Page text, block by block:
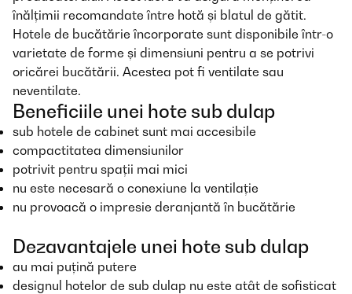
înălțimii recomandate între hotă și blatul de gătit.
Hotele de bucătărie încorporate sunt disponibile într-o
varietate de forme și dimensiuni pentru a se potrivi
oricărei bucătării. Acestea pot fi ventilate sau
neventilate.
Beneficiile unei hote sub dulap
sub hotele de cabinet sunt mai accesibile
compactitatea dimensiunilor
potrivit pentru spații mai mici
nu este necesară o conexiune la ventilație
nu provoacă o impresie deranjantă în bucătărie
Dezavantajele unei hote sub dulap
au mai puțină putere
designul hotelor de sub dulap nu este atât de sofisticat